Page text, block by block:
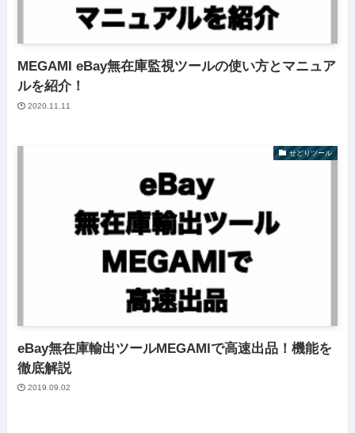
MEGAMI eBay無在庫監視ツールの使い方とマニュア
ルを紹介！
2020.11.11
せどりツール
eBay無在庫輸出ツールMEGAMIで高速出品！機能を
徹底解説
2019.09.02